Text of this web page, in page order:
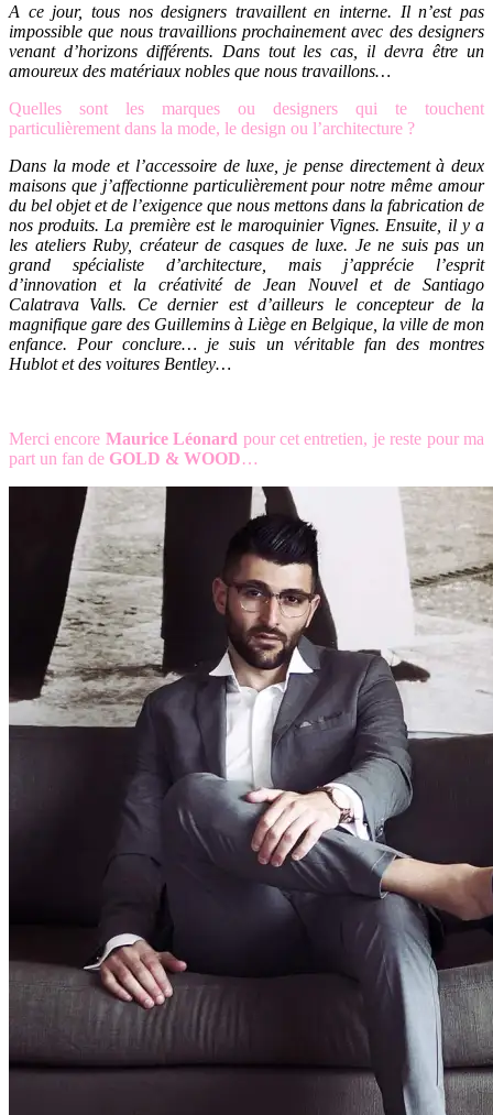
A ce jour, tous nos designers travaillent en interne. Il n’est pas
impossible que nous travaillions prochainement avec des designers
venant d’horizons différents. Dans tout les cas, il devra être un
amoureux des matériaux nobles que nous travaillons…
Quelles sont les marques ou designers qui te touchent
particulièrement dans la mode, le design ou l’architecture ?
Dans la mode et l’accessoire de luxe, je pense directement à deux
maisons que j’affectionne particulièrement pour notre même amour
du bel objet et de l’exigence que nous mettons dans la fabrication de
nos produits. La première est le maroquinier Vignes. Ensuite, il y a
les ateliers Ruby, créateur de casques de luxe. Je ne suis pas un
grand spécialiste d’architecture, mais j’apprécie l’esprit
d’innovation et la créativité de Jean Nouvel et de Santiago
Calatrava Valls. Ce dernier est d’ailleurs le concepteur de la
magnifique gare des Guillemins à Liège en Belgique, la ville de mon
enfance. Pour conclure… je suis un véritable fan des montres
Hublot et des voitures Bentley…
Merci encore Maurice Léonard pour cet entretien, je reste pour ma
part un fan de GOLD & WOOD…